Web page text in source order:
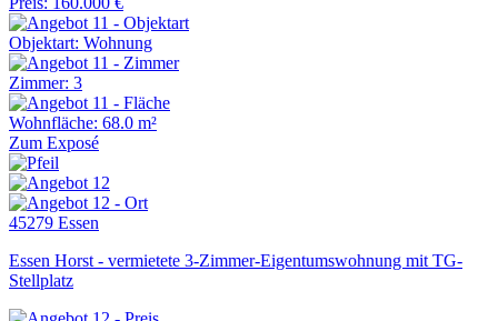
Objektart: Wohnung
Zimmer: 3
Wohnfläche: 68.0 m²
Zum Exposé
45279 Essen
Essen Horst - vermietete 3-Zimmer-Eigentumswohnung mit TG-
Stellplatz